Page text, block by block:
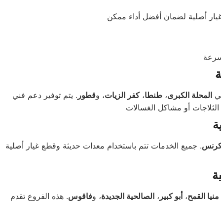
المحلة الكبرى،طنطا،كفر الزيات، وقطور . يتم توفير دعم فني
. جميع الخدمات تتم باستخدام معدات حديثة وقطع غيار أصلية
منيا القمح، أبو كبير ، الصالحية الجديدة، وفاقوس. هذه الفروع تقدم